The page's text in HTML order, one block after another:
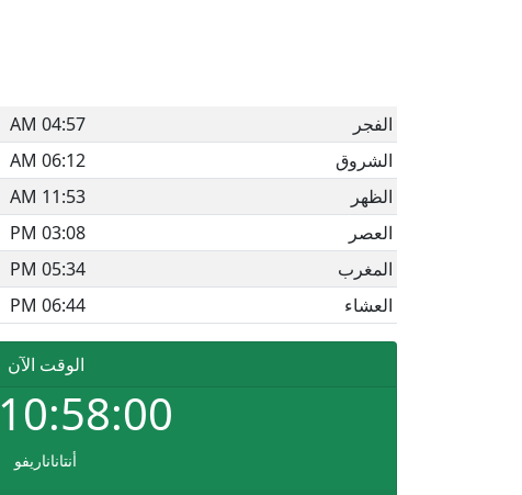
الفجر
04:57 AM
الشروق
06:12 AM
الظهر
11:53 AM
العصر
03:08 PM
المغرب
05:34 PM
العشاء
06:44 PM
الوقت الآن
10:58:00
أنتاناناريفو